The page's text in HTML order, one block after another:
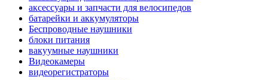
аксессуары и запчасти для велосипедов
батарейки и аккумуляторы
Беспроводные наушники
блоки питания
вакуумные наушники
Видеокамеры
видеорегистраторы